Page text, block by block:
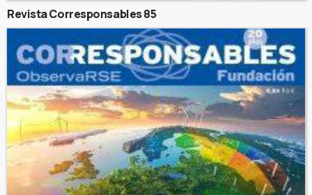
Revista Corresponsables 85